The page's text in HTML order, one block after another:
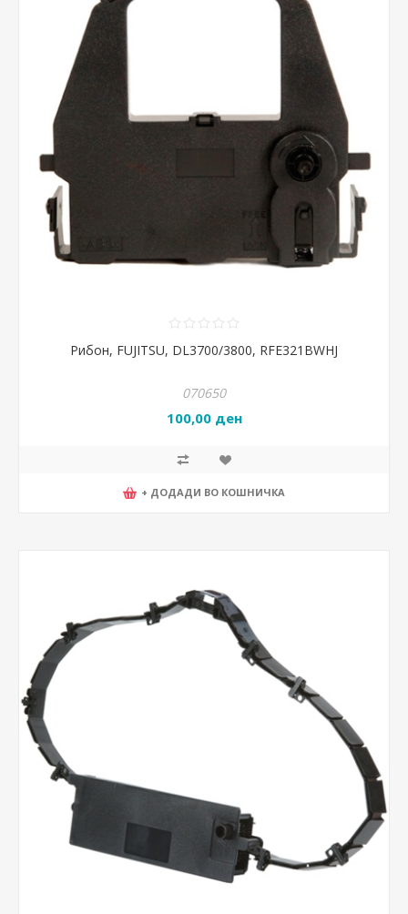
Рибон, FUJITSU, DL3700/3800, RFE321BWHJ
070650
100,00 ден
+ ДОДАДИ ВО КОШНИЧКА